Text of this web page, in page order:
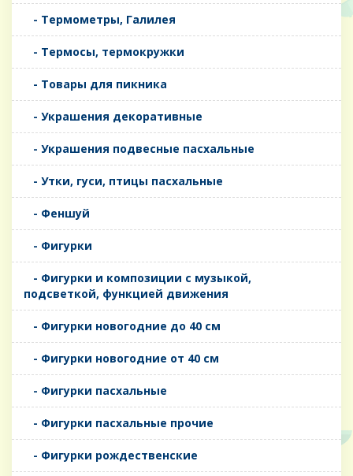
- Термометры, Галилея
- Термосы, термокружки
- Товары для пикника
- Украшения декоративные
- Украшения подвесные пасхальные
- Утки, гуси, птицы пасхальные
- Феншуй
- Фигурки
- Фигурки и композиции с музыкой,
подсветкой, функцией движения
- Фигурки новогодние до 40 см
- Фигурки новогодние от 40 см
- Фигурки пасхальные
- Фигурки пасхальные прочие
- Фигурки рождественские